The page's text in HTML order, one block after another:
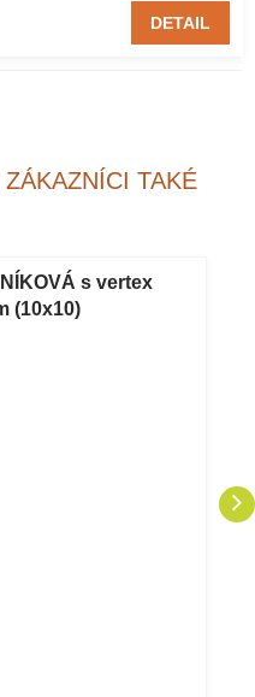
DETAIL
TAKÉ
s vertex
(10x10)